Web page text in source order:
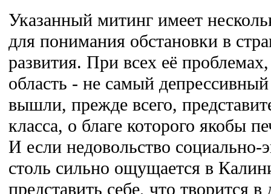
Указанный митинг имеет
для понимания обстановки в
развития. При всех её
область - не самый
вышли, прежде всего,
класса, о благе которого якобы
И если недовольство
столь сильно ощущается в
представить себе, что творится